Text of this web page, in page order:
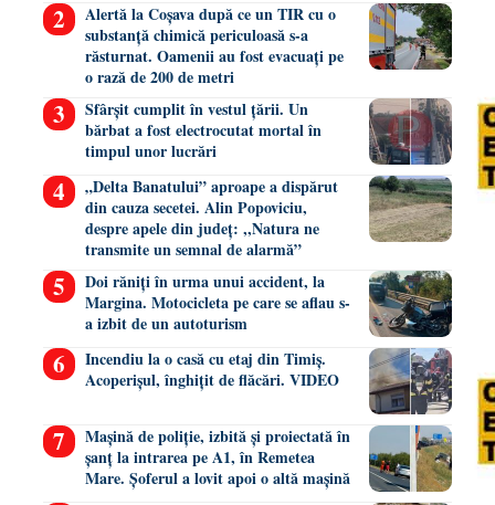
Alertă la Coșava după ce un TIR cu o
substanță chimică periculoasă s-a
răsturnat. Oamenii au fost evacuați pe
o rază de 200 de metri
Sfârșit cumplit în vestul țării. Un
bărbat a fost electrocutat mortal în
timpul unor lucrări
„Delta Banatului” aproape a dispărut
din cauza secetei. Alin Popoviciu,
despre apele din județ: ,,Natura ne
transmite un semnal de alarmă”
Doi răniți în urma unui accident, la
Margina. Motocicleta pe care se aflau s-
a izbit de un autoturism
Incendiu la o casă cu etaj din Timiș.
Acoperișul, înghițit de flăcări. VIDEO
Mașină de poliție, izbită și proiectată în
șanț la intrarea pe A1, în Remetea
Mare. Șoferul a lovit apoi o altă mașină